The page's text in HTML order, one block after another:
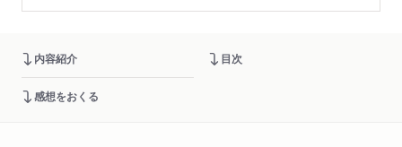
内容紹介 目次
感想をおくる